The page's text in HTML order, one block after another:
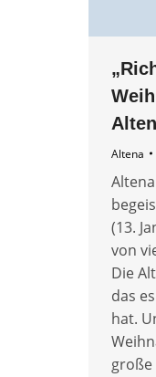
Altena
(13.
von
Die
das
hat.
große